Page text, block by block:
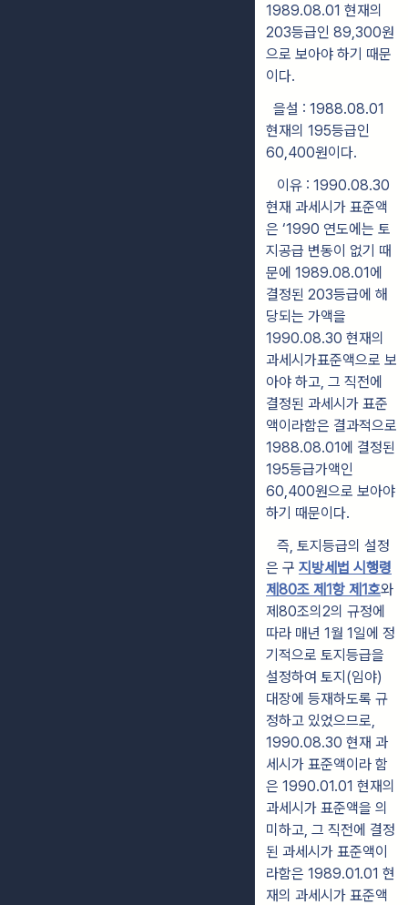
1989.08.01 현재의
203등급인 89,300원
으로 보아야 하기 때문
이다.
을설 : 1988.08.01
현재의 195등급인
60,400원이다.
이유 : 1990.08.30
현재 과세시가 표준액
은 ‘1990 연도에는 토
지공급 변동이 없기 때
문에 1989.08.01에
결정된 203등급에 해
당되는 가액을
1990.08.30 현재의
과세시가표준액으로 보
아야 하고, 그 직전에
결정된 과세시가 표준
액이라함은 결과적으로
1988.08.01에 결정된
195등급가액인
60,400원으로 보아야
하기 때문이다.
즉, 토지등급의 설정
은 구 지방세법 시행령
제80조 제1항 제1호와
제80조의2의 규정에
따라 매년 1월 1일에 정
기적으로 토지등급을
설정하여 토지(임야)
대장에 등재하도록 규
정하고 있었으므로,
1990.08.30 현재 과
세시가 표준액이라 함
은 1990.01.01 현재의
과세시가 표준액을 의
미하고, 그 직전에 결정
된 과세시가 표준액이
라함은 1989.01.01 현
재의 과세시가 표준액